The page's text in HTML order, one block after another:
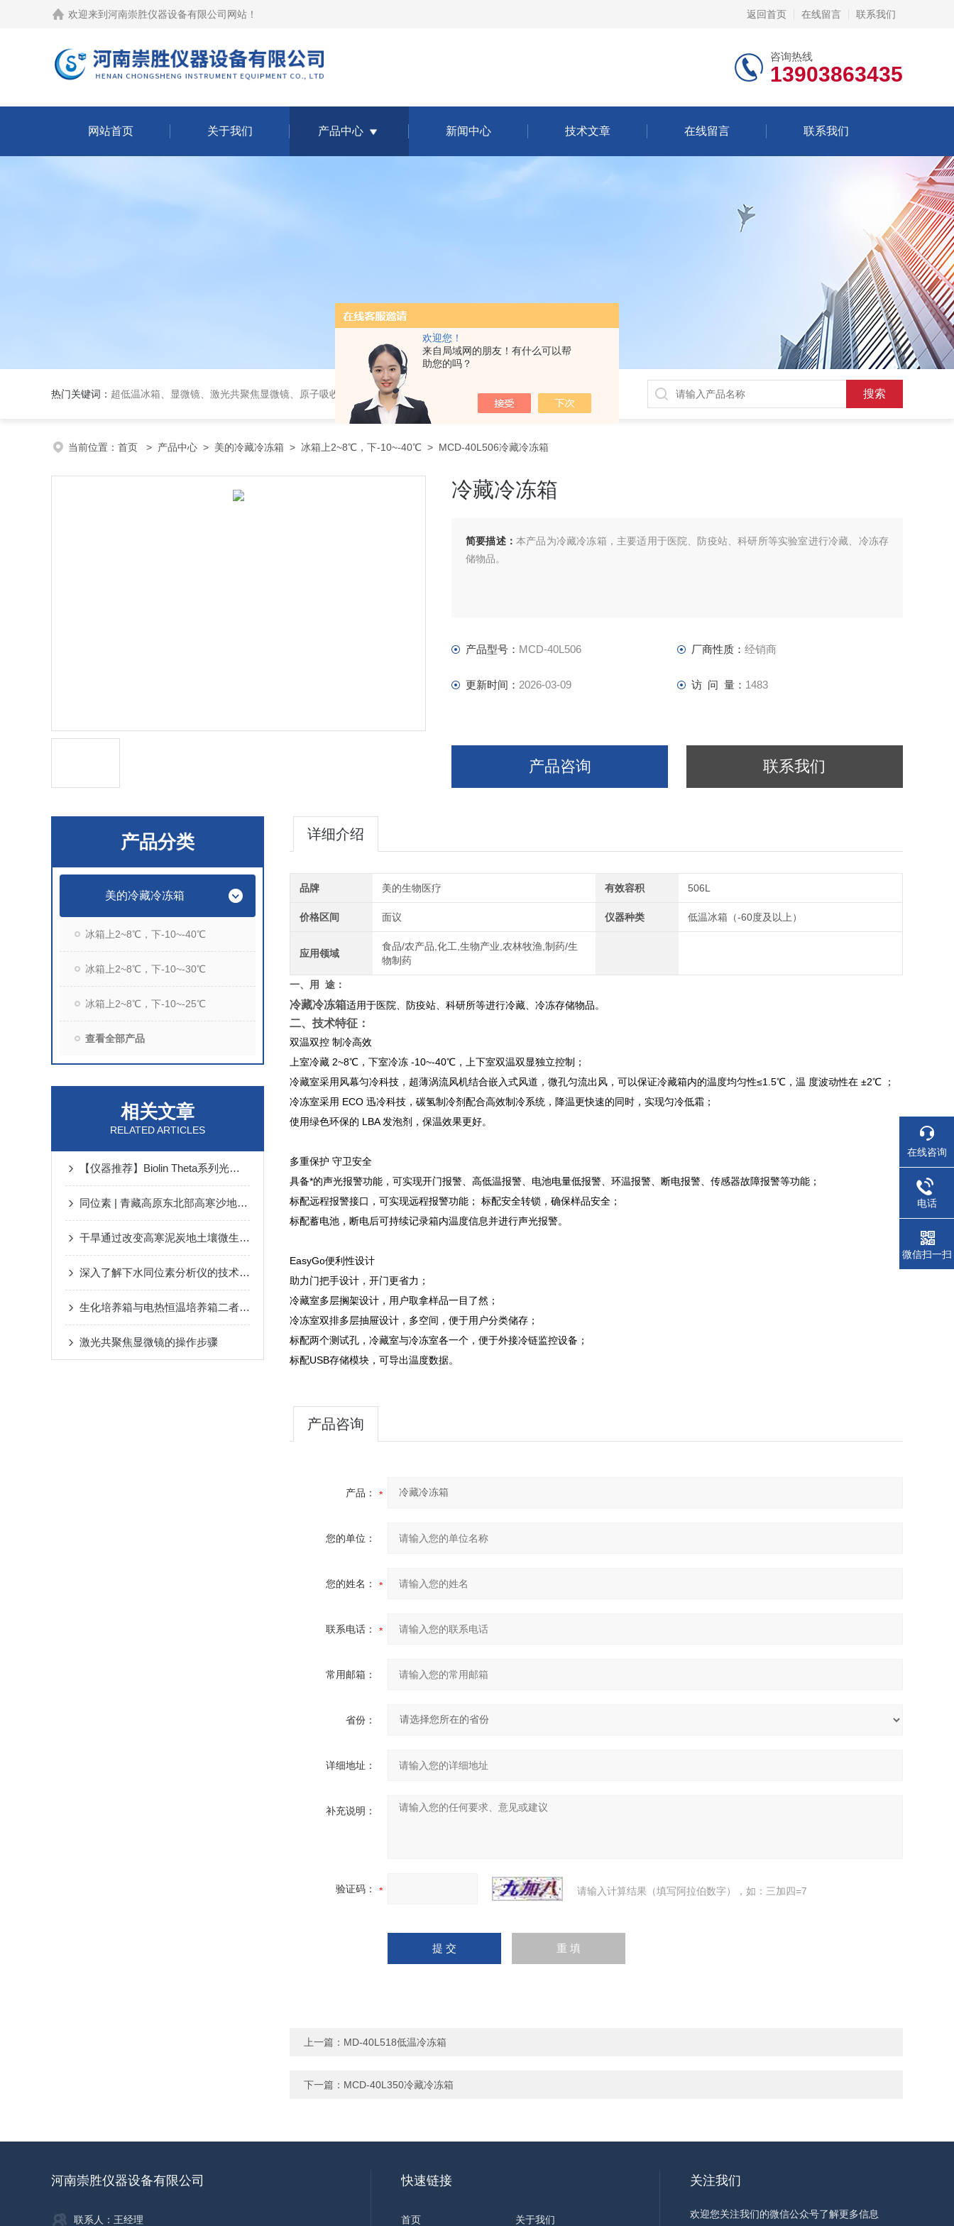
欢迎您！
来自局域网的朋友！有什么可以帮
助您的吗？
欢迎来到 河南崇胜仪器设备有限公司网站 ！ 返回首页 在线留言 联系我们
咨询热线
13903863435
网站首页 关于我们 产品中心 新闻中心 技术文章 在线留言 联系我们
热门关键词： 超低温冰箱、显微镜、激光共聚焦显微镜、原子吸收分光光度计、荧光分光光度计、培养箱、激光粒度仪、高光谱成像仪、移液器、离心机、电子天平
当前位置： 首页 > 产品中心 > 美的冷藏冷冻箱 > 冰箱上2~8℃，下-10~-40℃ > MCD-40L506冷藏冷冻箱
冷藏冷冻箱
简要描述： 本产品为冷藏冷冻箱，主要适用于医院、防疫站、科研所等实验室进行冷藏、冷冻存
储物品。
产品型号： MCD-40L506 厂商性质： 经销商
更新时间： 2026-03-09 访 问 量： 1483
产品咨询 联系我们
产品分类
美的冷藏冷冻箱
冰箱上2~8℃，下-10~-40℃
冰箱上2~8℃，下-10~-30℃
冰箱上2~8℃，下-10~-25℃
查看全部产品
相关文章
RELATED ARTICLES
【仪器推荐】Biolin Theta系列光学接触角测量仪
同位素 | 青藏高原东北部高寒沙地沙蒿根系在沙丘不同地貌部位的吸水策略
干旱通过改变高寒泥炭地土壤微生物功能群丰度来降低土壤异养呼吸
深入了解下水同位素分析仪的技术原理
生化培养箱与电热恒温培养箱二者的区别有哪些？
激光共聚焦显微镜的操作步骤
详细介绍
品牌 美的生物医疗 有效容积 506L
价格区间 面议 仪器种类 低温冰箱（-60度及以上）
应用领域
食品/农产品,化工,生物产业,农林牧渔,制药/生
物制药
一、用 途：
冷藏冷冻箱适用于医院、防疫站、科研所等进行冷藏、冷冻存储物品。
二、技术特征：
双温双控 制冷高效
上室冷藏 2~8℃，下室冷冻 -10~-40℃，上下室双温双显独立控制；
冷藏室采用风幕匀冷科技，超薄涡流风机结合嵌入式风道，微孔匀流出风，可以保证冷藏箱内的温度均匀性≤1.5℃，温 度波动性在 ±2℃ ；
冷冻室采用 ECO 迅冷科技，碳氢制冷剂配合高效制冷系统，降温更快速的同时，实现匀冷低霜；
使用绿色环保的 LBA 发泡剂，保温效果更好。
多重保护 守卫安全
具备*的声光报警功能，可实现开门报警、高低温报警、电池电量低报警、环温报警、断电报警、传感器故障报警等功能；
标配远程报警接口，可实现远程报警功能； 标配安全转锁，确保样品安全；
标配蓄电池，断电后可持续记录箱内温度信息并进行声光报警。
EasyGo便利性设计
助力门把手设计，开门更省力；
冷藏室多层搁架设计，用户取拿样品一目了然；
冷冻室双排多层抽屉设计，多空间，便于用户分类储存；
标配两个测试孔，冷藏室与冷冻室各一个，便于外接冷链监控设备；
标配USB存储模块，可导出温度数据。
产品咨询
产品：
您的单位：
您的姓名：
联系电话：
常用邮箱：
省份：
详细地址：
补充说明：
验证码： 请输入计算结果（填写阿拉伯数字），如：三加四=7
上一篇： MD-40L518低温冷冻箱
下一篇： MCD-40L350冷藏冷冻箱
河南崇胜仪器设备有限公司
联系人：王经理
快速链接
首页 关于我们
关注我们
欢迎您关注我们的微信公众号了解更多信息
在线咨询
电话
微信扫一扫